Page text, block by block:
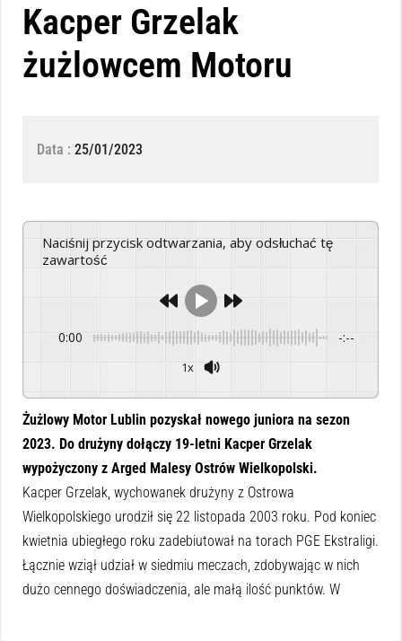
Kacper Grzelak
żużlowcem Motoru
Data : 25/01/2023
Naciśnij przycisk odtwarzania, aby odsłuchać tę
zawartość
0:00 -:--
1x
Żużlowy Motor Lublin pozyskał nowego juniora na sezon
2023. Do drużyny dołączy 19-letni Kacper Grzelak
wypożyczony z Arged Malesy Ostrów Wielkopolski.
Kacper Grzelak, wychowanek drużyny z Ostrowa
Wielkopolskiego urodził się 22 listopada 2003 roku. Pod koniec
kwietnia ubiegłego roku zadebiutował na torach PGE Ekstraligi.
Łącznie wziął udział w siedmiu meczach, zdobywając w nich
dużo cennego doświadczenia, ale małą ilość punktów. W